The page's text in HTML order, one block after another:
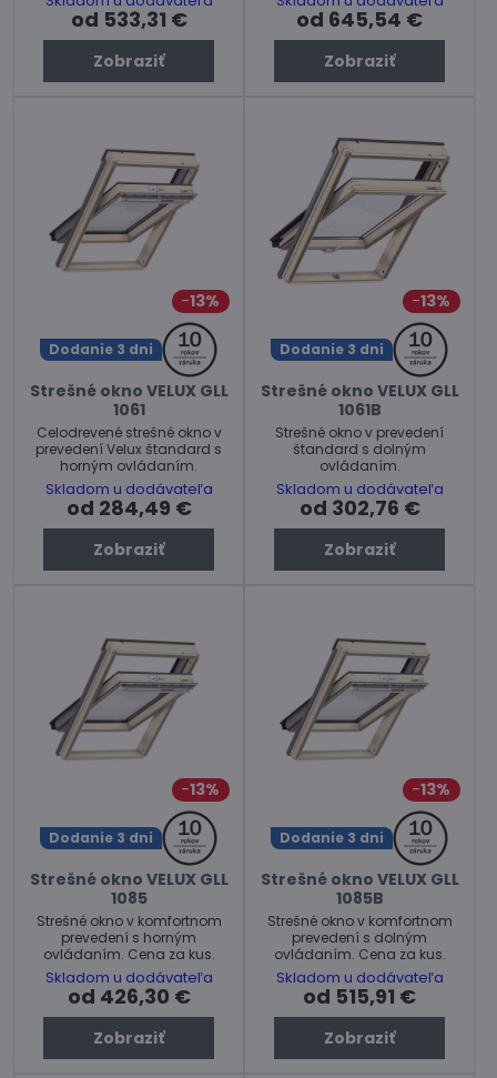
od 533,31 €
Zobraziť
od 645,54 €
Zobraziť
13%
Dodanie 3 dni
Strešné okno VELUX GLL
1061
Celodrevené strešné okno v
prevedení Velux štandard s
horným ovládaním.
Skladom u dodávateľa
od 284,49 €
Zobraziť
13%
Dodanie 3 dni
Strešné okno VELUX GLL
1061B
Strešné okno v prevedení
štandard s dolným
ovládaním.
Skladom u dodávateľa
od 302,76 €
Zobraziť
13%
Dodanie 3 dni
Strešné okno VELUX GLL
1085
Strešné okno v komfortnom
prevedení s horným
ovládaním. Cena za kus.
Skladom u dodávateľa
od 426,30 €
Zobraziť
13%
Dodanie 3 dni
Strešné okno VELUX GLL
1085B
Strešné okno v komfortnom
prevedení s dolným
ovládaním. Cena za kus.
Skladom u dodávateľa
od 515,91 €
Zobraziť